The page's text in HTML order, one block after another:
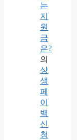
는
지
원
금
은?
의
상
생
페
이
백
신
청